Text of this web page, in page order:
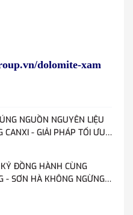
dolomite-xam
NGUỒN NGUYÊN LIỆU
CANXI - GIẢI PHÁP TỐI ƯU
ĐỒNG HÀNH CÙNG
- SƠN HÀ KHÔNG NGỪNG